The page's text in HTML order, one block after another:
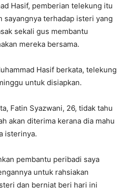
Hasif, pemberian telekung itu
sayangnya terhadap isteri yang
sekali gus membantu
mereka bersama.
Hasif berkata, telekung
untuk disiapkan.
Fatin Syazwani, 26, tidak tahu
akan diterima kerana dia mahu
isterinya.
pembantu peribadi saya
untuk rahsiakan
dan berniat beri hari ini